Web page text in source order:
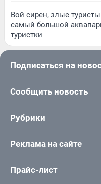
Вой сирен, злые
самый большой
туристки
Подписаться на
Сообщить новость
Рубрики
Реклама на сайте
Прайс-лист